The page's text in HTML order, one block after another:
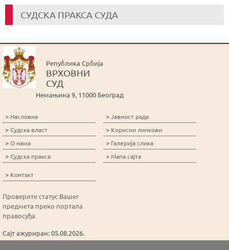
СУДСКА ПРАКСА СУДА
Република Србија
ВРХОВНИ
СУД
Немањина 9, 11000 Београд
> Насловна
>Судска власт
>О нама
>Судска пракса
>Јавност рада
> Корисни линкови
> Галерија слика
>Мапа сајта
> Контакт
Проверите статус Вашег
предмета преко портала
правосуђа
Сајт ажуриран: 05.08.2026.